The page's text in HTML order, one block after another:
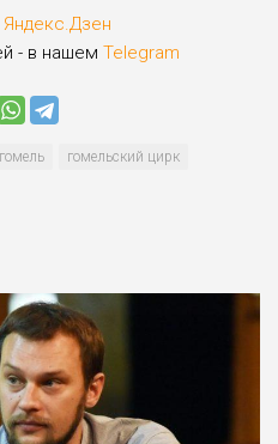
Яндекс.Дзен
- в нашем Telegram
гомельский цирк